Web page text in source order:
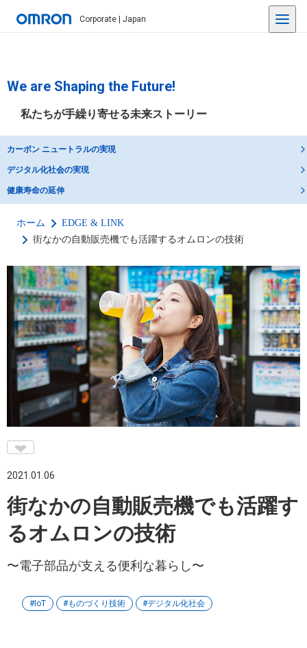
Corporate | Japan
We are Shaping the Future!
私たちが手繰り寄せる未来ストーリー
カーボン ニュートラルの実現
デジタル化社会の実現
健康寿命の延伸
ホーム
EDGE & LINK
街なかの自動販売機でも活躍するオムロンの技術
♥
2021.01.06
街なかの自動販売機でも活躍す
るオムロンの技術
〜電子部品が支える便利な暮らし〜
IoT ものづくり技術 デジタル化社会